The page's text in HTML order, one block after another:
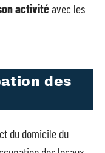
activitéavec les
des
du domicile du